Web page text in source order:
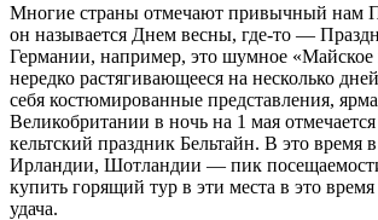
Многие страны отмечают привычный нам
он называется Днем весны, где-то —
Германии, например, это шумное «Майское
нередко растягивающееся на несколько
себя костюмированные представления,
Великобритании в ночь на 1 мая
кельтский праздник Бельтайн. В это время
Ирландии, Шотландии — пик
купить горящий тур в эти места в это
удача.